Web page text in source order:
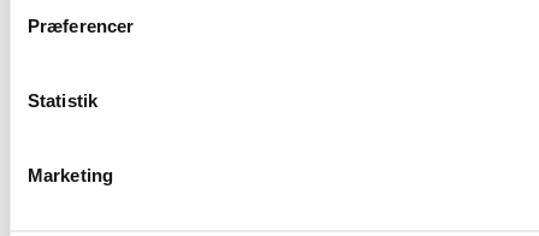
Præferencer
Statistik
Marketing
Produkter
Mellemstore rum